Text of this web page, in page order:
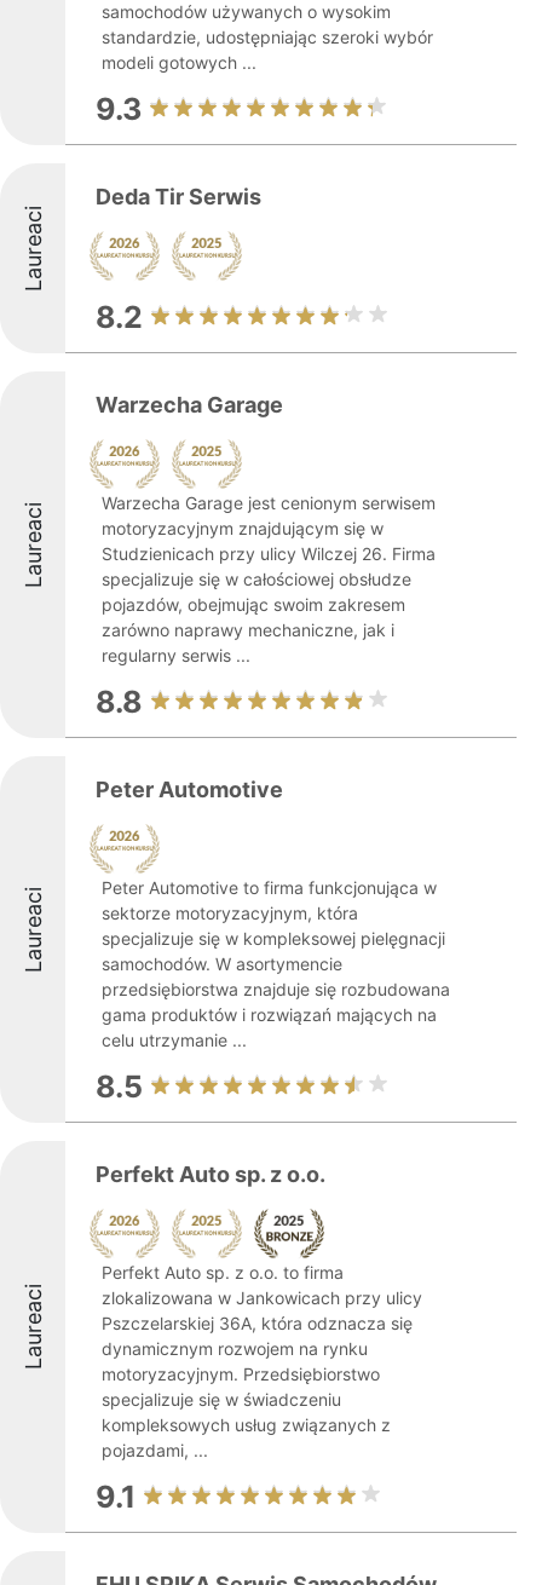
samochodów używanych o wysokim
standardzie, udostępniając szeroki wybór
modeli gotowych ...
9.3
Laureaci
Deda Tir Serwis
8.2
Laureaci
Warzecha Garage
Warzecha Garage jest cenionym serwisem
motoryzacyjnym znajdującym się w
Studzienicach przy ulicy Wilczej 26. Firma
specjalizuje się w całościowej obsłudze
pojazdów, obejmując swoim zakresem
zarówno naprawy mechaniczne, jak i
regularny serwis ...
8.8
Laureaci
Peter Automotive
Peter Automotive to firma funkcjonująca w
sektorze motoryzacyjnym, która
specjalizuje się w kompleksowej pielęgnacji
samochodów. W asortymencie
przedsiębiorstwa znajduje się rozbudowana
gama produktów i rozwiązań mających na
celu utrzymanie ...
8.5
Laureaci
Perfekt Auto sp. z o.o.
Perfekt Auto sp. z o.o. to firma
zlokalizowana w Jankowicach przy ulicy
Pszczelarskiej 36A, która odznacza się
dynamicznym rozwojem na rynku
motoryzacyjnym. Przedsiębiorstwo
specjalizuje się w świadczeniu
kompleksowych usług związanych z
pojazdami, ...
9.1